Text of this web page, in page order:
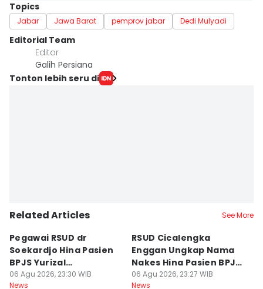
Topics
Jabar Jawa Barat pemprov jabar Dedi Mulyadi
Editorial Team
Editor
Galih Persiana
Tonton lebih seru di
Related Articles See More
Pegawai RSUD dr
Soekardjo Hina Pasien
BPJS Yurizal
Mengundurkan Diri
06 Agu 2026, 23:30 WIB
News
RSUD Cicalengka
Enggan Ungkap Nama
Nakes Hina Pasien BPJS
Yurizal
06 Agu 2026, 23:27 WIB
News